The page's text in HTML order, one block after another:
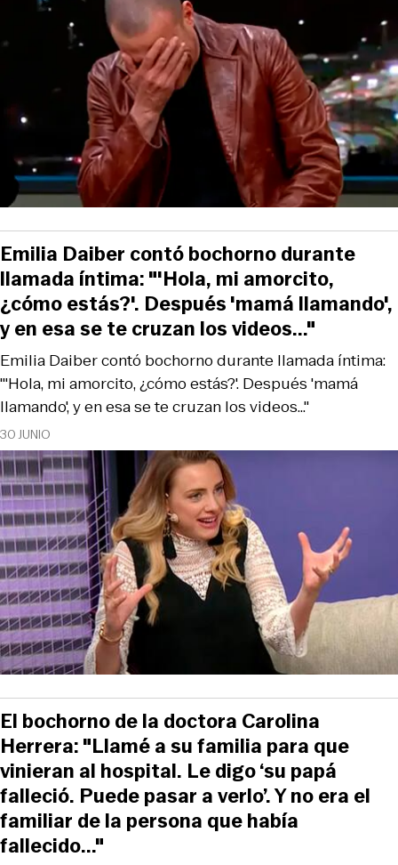
30 JUNIO
Emilia Daiber contó bochorno durante llamada íntima:
"'Hola, mi amorcito, ¿cómo estás?'. Después 'mamá
llamando', y en esa se te cruzan los videos..."
Emilia Daiber contó bochorno durante
llamada íntima: "'Hola, mi amorcito,
¿cómo estás?'. Después 'mamá llamando',
y en esa se te cruzan los videos..."
El bochorno de la doctora Carolina
Herrera: "Llamé a su familia para que
vinieran al hospital. Le digo ‘su papá
falleció. Puede pasar a verlo’. Y no era el
familiar de la persona que había
fallecido..."